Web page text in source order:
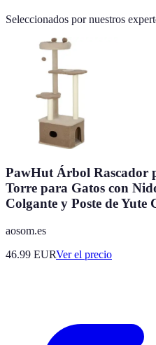
Seleccionados por nuestros
PawHut Árbol Rascador
Torre para Gatos con
Colgante y Poste de Yute
aosom.es
46.99 EURVer el precio